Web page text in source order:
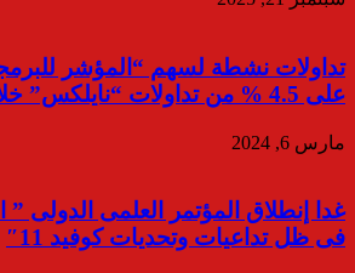
تداولات نشطة لسهم “المؤشر
على 4.5 % من تداولات “نايلكس” خلال فبراير الماضي
مارس 6, 2024
غدا إنطلاق المؤتمر العلمى الدولى ”
فى ظل تداعيات وتحديات كوفيد 11″